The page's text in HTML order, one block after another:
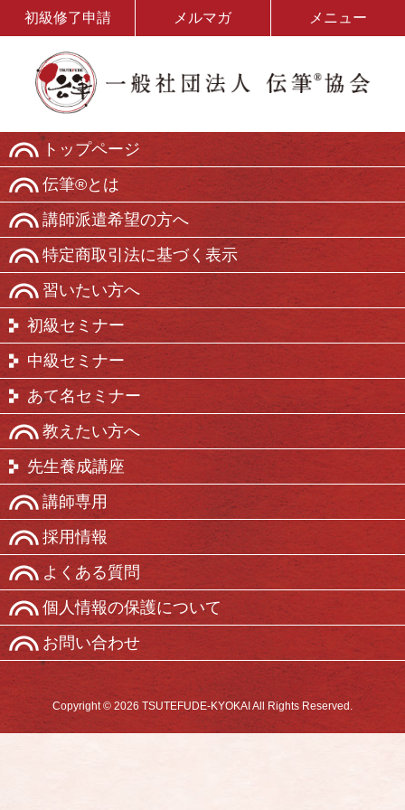
初級修了申請 メルマガ メニュー
トップページ
伝筆®とは
講師派遣希望の方へ
特定商取引法に基づく表示
習いたい方へ
初級セミナー
中級セミナー
あて名セミナー
教えたい方へ
先生養成講座
講師専用
採用情報
よくある質問
個人情報の保護について
お問い合わせ
Copyright © 2026 TSUTEFUDE-KYOKAI All Rights Reserved.